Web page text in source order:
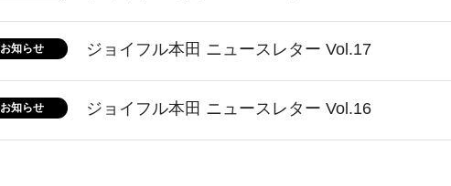
お知らせ ジョイフル本田 ニュースレター Vol.17
お知らせ ジョイフル本田 ニュースレター Vol.16